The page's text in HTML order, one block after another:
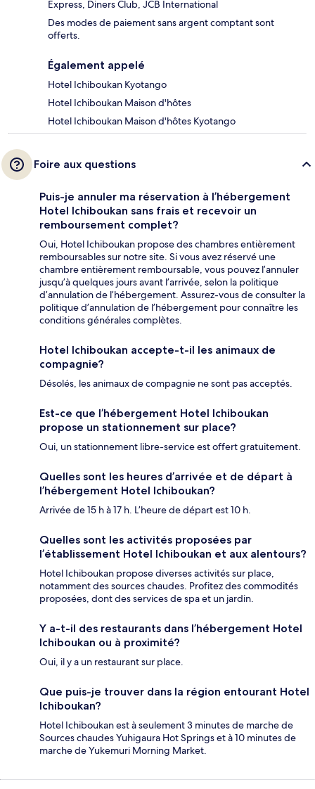
Express, Diners Club, JCB International
Des modes de paiement sans argent comptant sont
offerts.
Également appelé
Hotel Ichiboukan Kyotango
Hotel Ichiboukan Maison d'hôtes
Hotel Ichiboukan Maison d'hôtes Kyotango
Foire aux questions
Puis-je annuler ma réservation à l’hébergement
Hotel Ichiboukan sans frais et recevoir un
remboursement complet?
Oui, Hotel Ichiboukan propose des chambres entièrement
remboursables sur notre site. Si vous avez réservé une
chambre entièrement remboursable, vous pouvez l’annuler
jusqu’à quelques jours avant l’arrivée, selon la politique
d’annulation de l’hébergement. Assurez-vous de consulter la
politique d’annulation de l’hébergement pour connaître les
conditions générales complètes.
Hotel Ichiboukan accepte-t-il les animaux de
compagnie?
Désolés, les animaux de compagnie ne sont pas acceptés.
Est-ce que l’hébergement Hotel Ichiboukan
propose un stationnement sur place?
Oui, un stationnement libre-service est offert gratuitement.
Quelles sont les heures d’arrivée et de départ à
l’hébergement Hotel Ichiboukan?
Arrivée de 15 h à 17 h. L’heure de départ est 10 h.
Quelles sont les activités proposées par
l’établissement Hotel Ichiboukan et aux alentours?
Hotel Ichiboukan propose diverses activités sur place,
notamment des sources chaudes. Profitez des commodités
proposées, dont des services de spa et un jardin.
Y a-t-il des restaurants dans l’hébergement Hotel
Ichiboukan ou à proximité?
Oui, il y a un restaurant sur place.
Que puis-je trouver dans la région entourant Hotel
Ichiboukan?
Hotel Ichiboukan est à seulement 3 minutes de marche de
Sources chaudes Yuhigaura Hot Springs et à 10 minutes de
marche de Yukemuri Morning Market.